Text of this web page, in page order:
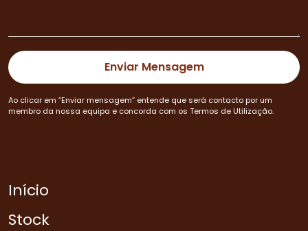
Ao clicar em “Enviar mensagem” entende que será contacto por um
membro da nossa equipa e concorda com os Termos de Utilização.
Início
Stock